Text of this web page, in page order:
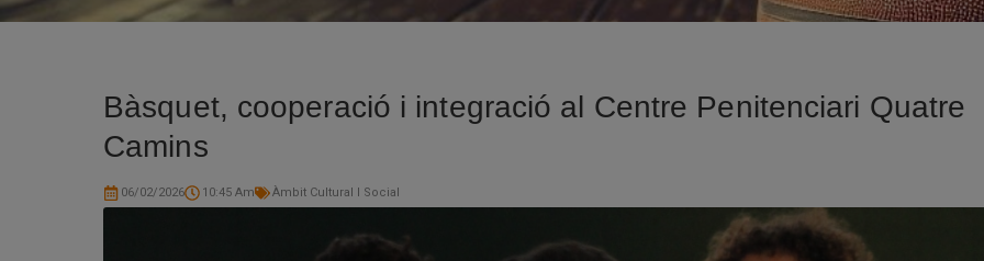
Bàsquet, cooperació i integració al Centre Penitenciari Quatre
Camins
06/02/2026 10:45 Am Àmbit Cultural I Social